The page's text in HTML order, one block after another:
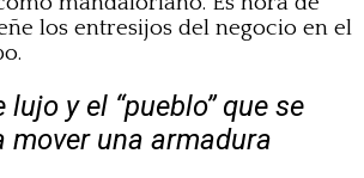
los entresijos del negocio en el
y el “pueblo” que se
mover una armadura